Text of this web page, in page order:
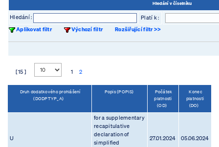
Hledání v číselníku
Hledání :
Platí k :
Aplikovat filtr
Výchozí filtr Rozšiřující filtr >>
[ 15 ] 1 2
Druh dodatkového prohlášení
(DODPTYP_A)
Popis (POPIS)
Počátek
platnosti
(OD)
Konec
platnosti
(DO)
U
for a supplementary
recapitulative
declaration of
simplified
27.01.2024 05.06.2024